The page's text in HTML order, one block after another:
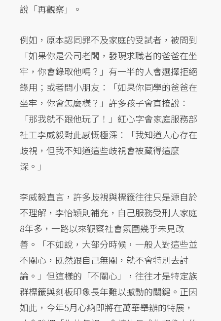
說「再觀察」。
例如，原本認同罪不及家庭的受試者，被問到
「如果你是公司老闆，發現求職者的爸爸在坐
牢，你會錄取他嗎？」有一半的人會選擇拒絕
錄用；或者問小朋友：「如果你同學的爸爸在
坐牢，你會怎麼樣？」許多孩子會直接說：
「那我就不跟他玩了！」紅心字會家庭服務部
社工李威毅對此感慨極深：「我知道人心存在
歧視，但我不知道這些歧視會被藏得這麼
深。」
李威毅直言，許多歧視與標籤往往只是源自於
不理解，李怡穎則補充，自己服務受刑人家庭
8年多，一路以來觀察社會氛圍幾乎未見改
善。「不如說，大部分時候，一般人對這些並
不關心，既然跟自己無關，就不會特別去討
論。」但這樣的「不關心」，往往才是特定族
群標籤與刻板印象長年難以撼動的關鍵。正因
如此，今年5月心納即將在萬華舉辦的特展，